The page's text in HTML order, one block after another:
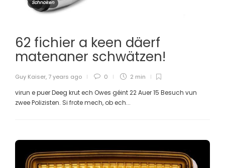
Schnoken
62 fichier a keen däerf
matenaner schwätzen!
Guy Kaiser, 7 years ago 0 2 min
virun e puer Deeg krut ech Owes géint 22 Auer 15 Besuch vun
zwee Polizisten. Si frote mech, ob ech...